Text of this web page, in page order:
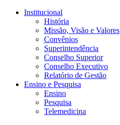
Conteúdo principal
Institucional
História
Missão, Visão e Valores
Convênios
Superintendência
Conselho Superior
Conselho Executivo
Relatório de Gestão
Ensino e Pesquisa
Ensino
Pesquisa
Telemedicina